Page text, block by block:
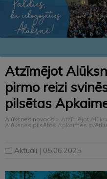
Atzīmējot
pirmo reizi
pilsētas
Alūksnes novads > Atzīmējot
Alūksnes pilsētas Apkaimes
Aktuāli | 05.06.2025